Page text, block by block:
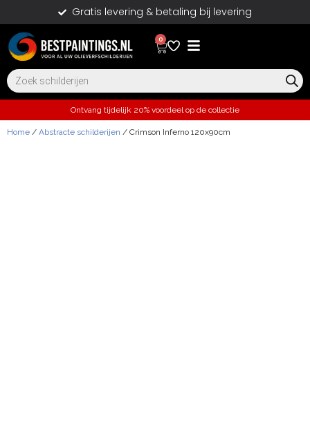
Gratis levering & betaling bij levering
0
Ontvang tijdelijk 20% voordeel op de collectie
Home / Abstracte schilderijen / Crimson Inferno 120x90cm